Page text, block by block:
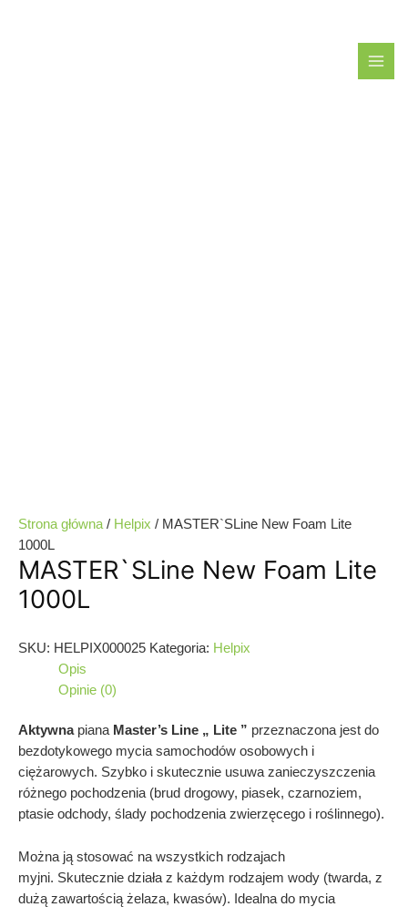
Strona główna / Helpix / MASTER`SLine New Foam Lite
1000L
MASTER`SLine New Foam Lite
1000L
SKU: HELPIX000025 Kategoria: Helpix
Opis
Opinie (0)
Aktywnapiana Master’s Line „ Lite ” przeznaczona jest do
bezdotykowego mycia samochodów osobowych i
ciężarowych. Szybko i skutecznie usuwa zanieczyszczenia
różnego pochodzenia (brud drogowy, piasek, czarnoziem,
ptasie odchody, ślady pochodzenia zwierzęcego i roślinnego).
Można ją stosować na wszystkich rodzajach
myjni. Skutecznie działa z każdym rodzajem wody (twarda, z
dużą zawartością żelaza, kwasów). Idealna do mycia